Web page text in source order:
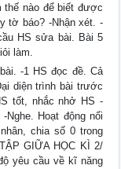
thế nào để biết được
tờ báo? -Nhận xét. -
HS sửa bài. Bài 5
làm.
-1 HS đọc đề. Cả
diện trình bài trước
tốt, nhắc nhở HS -
Nghe. Hoạt động nối
chia số 0 trong
GIỮA HỌC KÌ 2/
yêu cầu về kĩ năng